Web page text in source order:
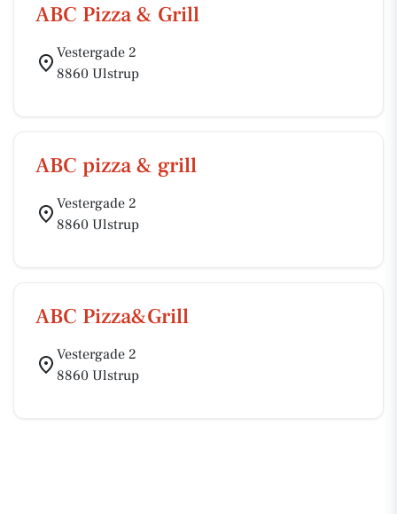
ABC Pizza & Grill
Vestergade 2
8860 Ulstrup
ABC pizza & grill
Vestergade 2
8860 Ulstrup
ABC Pizza&Grill
Vestergade 2
8860 Ulstrup